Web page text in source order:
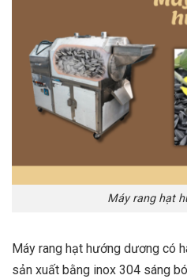
Máy rang hạt
Máy rang hạt hướng dương có
sản xuất bằng inox 304 sáng